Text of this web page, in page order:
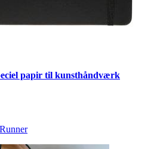
papir til kunsthåndværk